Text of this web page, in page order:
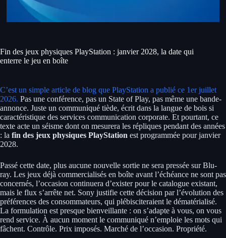
Fin des jeux physiques PlayStation : janvier 2028, la date qui
enterre le jeu en boîte
C’est un simple article de blog que PlayStation a publié ce 1er juillet
2026. Pas une conférence, pas un State of Play, pas même une bande-
annonce. Juste un communiqué tiède, écrit dans la langue de bois si
caractéristique des services communication corporate. Et pourtant, ce
texte acte un séisme dont on mesurera les répliques pendant des années
: la fin des jeux physiques PlayStation est programmée pour janvier
2028.
Passé cette date, plus aucune nouvelle sortie ne sera pressée sur Blu-
ray. Les jeux déjà commercialisés en boîte avant l’échéance ne sont pas
concernés, l’occasion continuera d’exister pour le catalogue existant,
mais le flux s’arrête net. Sony justifie cette décision par l’évolution des
préférences des consommateurs, qui plébisciteraient le dématérialisé.
La formulation est presque bienveillante : on s’adapte à vous, on vous
rend service. À aucun moment le communiqué n’emploie les mots qui
fâchent. Contrôle. Prix imposés. Marché de l’occasion. Propriété.